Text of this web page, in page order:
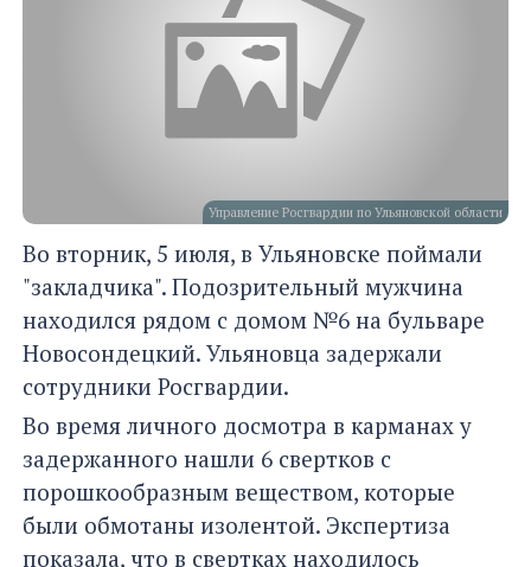
Управление Росгвардии по Ульяновской области
Во вторник, 5 июля, в Ульяновске поймали
"закладчика". Подозрительный мужчина
находился рядом с домом №6 на бульваре
Новосондецкий. Ульяновца задержали
сотрудники Росгвардии.
Во время личного досмотра в карманах у
задержанного нашли 6 свертков с
порошкообразным веществом, которые
были обмотаны изолентой. Экспертиза
показала, что в свертках находилось